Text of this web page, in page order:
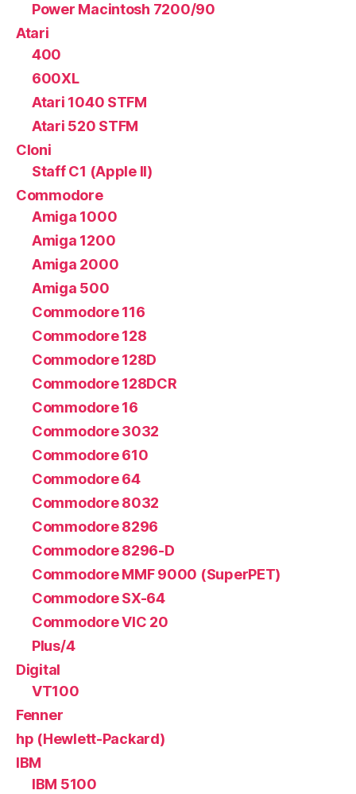
Power Macintosh 7200/90
Atari
400
600XL
Atari 1040 STFM
Atari 520 STFM
Cloni
Staff C1 (Apple II)
Commodore
Amiga 1000
Amiga 1200
Amiga 2000
Amiga 500
Commodore 116
Commodore 128
Commodore 128D
Commodore 128DCR
Commodore 16
Commodore 3032
Commodore 610
Commodore 64
Commodore 8032
Commodore 8296
Commodore 8296-D
Commodore MMF 9000 (SuperPET)
Commodore SX-64
Commodore VIC 20
Plus/4
Digital
VT100
Fenner
hp (Hewlett-Packard)
IBM
IBM 5100